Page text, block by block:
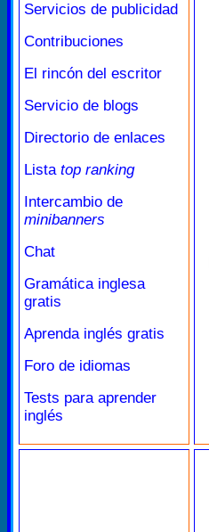
Servicios de publicidad
Contribuciones
El rincón del escritor
Servicio de blogs
Directorio de enlaces
Lista top ranking
Intercambio de
minibanners
Chat
Gramática inglesa
gratis
Aprenda inglés gratis
Foro de idiomas
Tests para aprender
inglés